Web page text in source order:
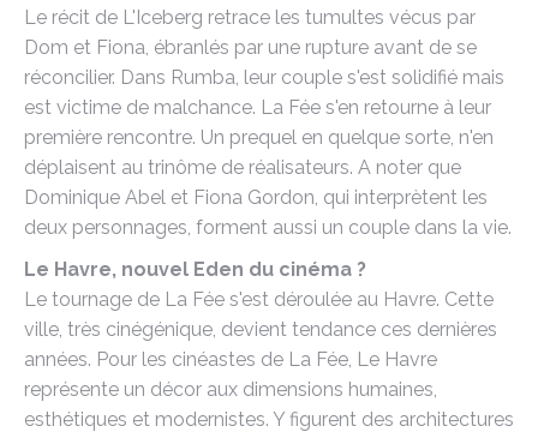
Le récit de L'Iceberg retrace les tumultes vécus par
Dom et Fiona, ébranlés par une rupture avant de se
réconcilier. Dans Rumba, leur couple s'est solidifié mais
est victime de malchance. La Fée s'en retourne à leur
première rencontre. Un prequel en quelque sorte, n'en
déplaisent au trinôme de réalisateurs. A noter que
Dominique Abel et Fiona Gordon, qui interprètent les
deux personnages, forment aussi un couple dans la vie.
Le Havre, nouvel Eden du cinéma ?
Le tournage de La Fée s'est déroulée au Havre. Cette
ville, très cinégénique, devient tendance ces dernières
années. Pour les cinéastes de La Fée, Le Havre
représente un décor aux dimensions humaines,
esthétiques et modernistes. Y figurent des architectures